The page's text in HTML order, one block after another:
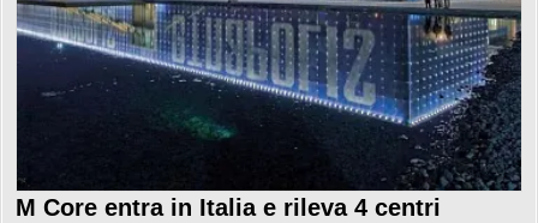
M Core entra in Italia e rileva 4 centri